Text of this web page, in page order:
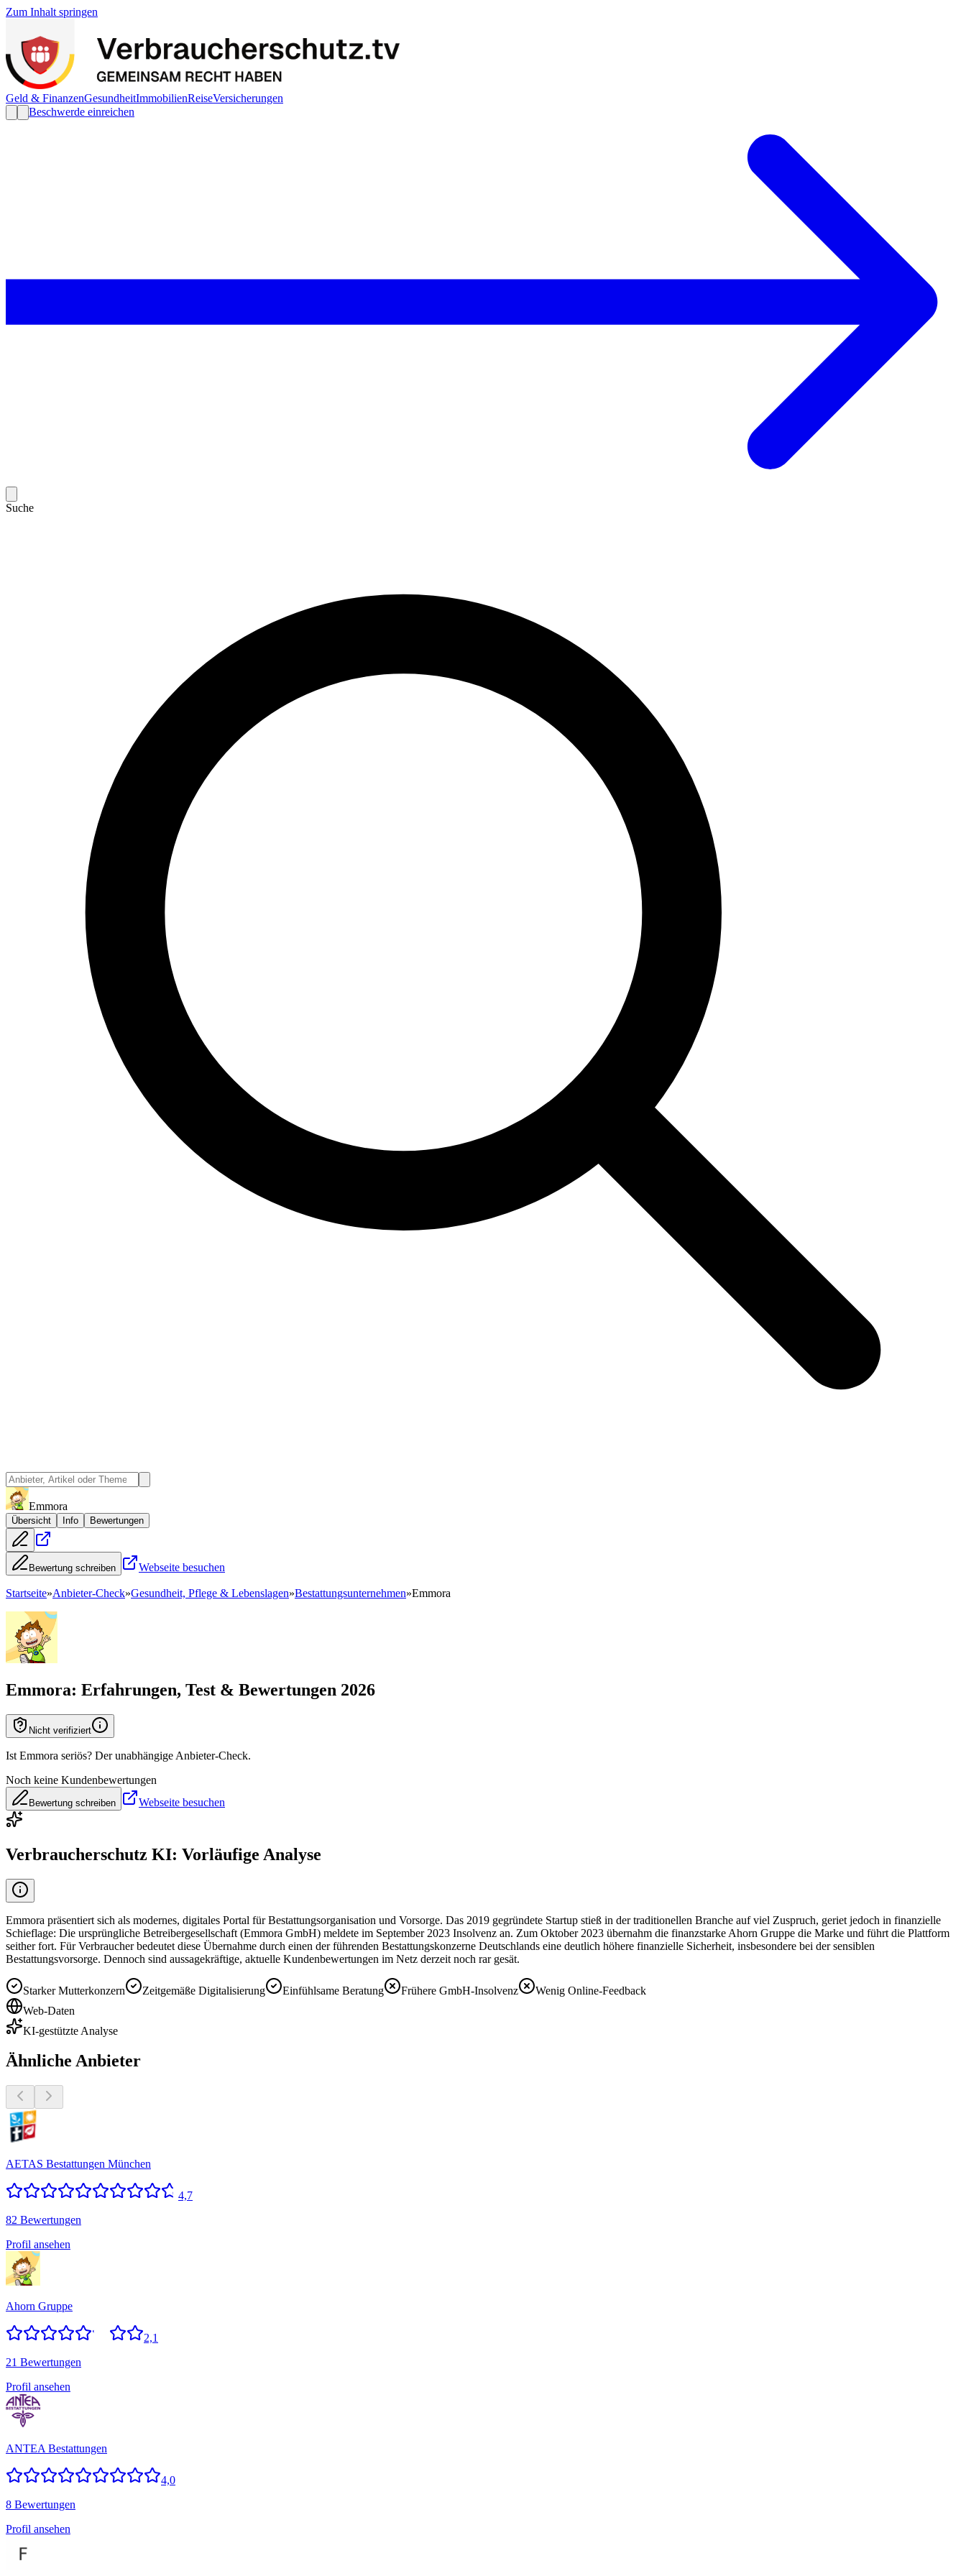
Zum Inhalt springen
Geld & FinanzenGesundheitImmobilienReiseVersicherungen
Beschwerde einreichen
Suche
Emmora
Übersicht Info Bewertungen
Bewertung schreiben Webseite besuchen
Startseite»Anbieter-Check»Gesundheit, Pflege & Lebenslagen»Bestattungsunternehmen»Emmora
Emmora: Erfahrungen, Test & Bewertungen 2026
Nicht verifiziert
Ist Emmora seriös? Der unabhängige Anbieter-Check.
Noch keine Kundenbewertungen
Bewertung schreiben Webseite besuchen
Verbraucherschutz KI: Vorläufige Analyse
Emmora präsentiert sich als modernes, digitales Portal für Bestattungsorganisation und Vorsorge. Das 2019 gegründete Startup stieß in der traditionellen Branche auf viel Zuspruch, geriet jedoch in finanzielle
Schieflage: Die ursprüngliche Betreibergesellschaft (Emmora GmbH) meldete im September 2023 Insolvenz an. Zum Oktober 2023 übernahm die finanzstarke Ahorn Gruppe die Marke und führt die Plattform
seither fort. Für Verbraucher bedeutet diese Übernahme durch einen der führenden Bestattungskonzerne Deutschlands eine deutlich höhere finanzielle Sicherheit, insbesondere bei der sensiblen
Bestattungsvorsorge. Dennoch sind aussagekräftige, aktuelle Kundenbewertungen im Netz derzeit noch rar gesät.
Starker Mutterkonzern Zeitgemäße Digitalisierung Einfühlsame Beratung Frühere GmbH-Insolvenz
Wenig Online-Feedback
Web-Daten
KI-gestützte Analyse
Ähnliche Anbieter
AETAS Bestattungen München
4,7
82 Bewertungen
Profil ansehen
Ahorn Gruppe
2,1
21 Bewertungen
Profil ansehen
ANTEA Bestattungen
4,0
8 Bewertungen
Profil ansehen